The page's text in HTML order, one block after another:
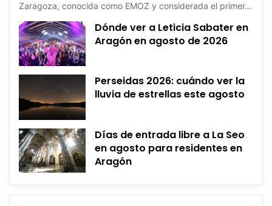
Zaragoza, conocida como EMOZ y considerada el primer…
Dónde ver a Leticia Sabater en
Aragón en agosto de 2026
Perseidas 2026: cuándo ver la
lluvia de estrellas este agosto
Días de entrada libre a La Seo
en agosto para residentes en
Aragón